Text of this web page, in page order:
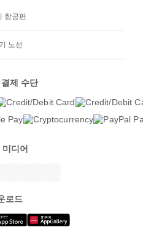
항공편
노선
제 수단
미디어
로드